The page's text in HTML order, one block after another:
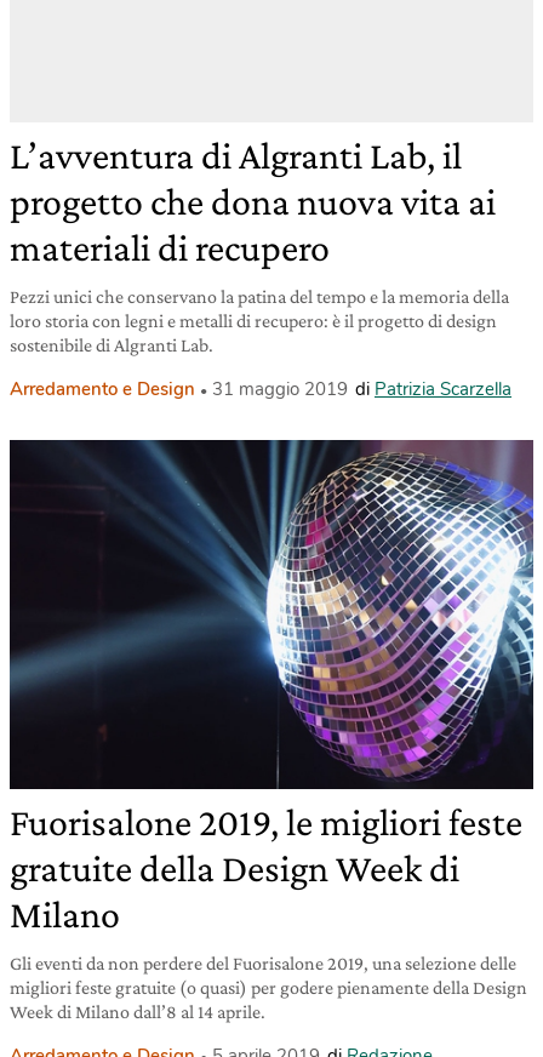
L’avventura di Algranti Lab, il
progetto che dona nuova vita ai
materiali di recupero
Pezzi unici che conservano la patina del tempo e la memoria della
loro storia con legni e metalli di recupero: è il progetto di design
sostenibile di Algranti Lab.
Arredamento e Design 31 maggio 2019 di Patrizia Scarzella
Fuorisalone 2019, le migliori feste
gratuite della Design Week di
Milano
Gli eventi da non perdere del Fuorisalone 2019, una selezione delle
migliori feste gratuite (o quasi) per godere pienamente della Design
Week di Milano dall’8 al 14 aprile.